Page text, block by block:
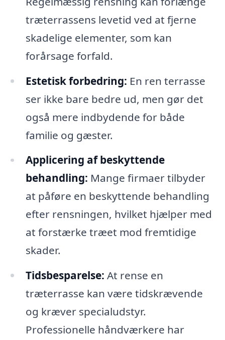
træterrassens levetid ved at fjerne
skadelige elementer, som kan
forårsage forfald.
Estetisk forbedring: En ren terrasse
ser ikke bare bedre ud, men gør det
også mere indbydende for både
familie og gæster.
Applicering af beskyttende
behandling: Mange firmaer tilbyder
at påføre en beskyttende behandling
efter rensningen, hvilket hjælper med
at forstærke træet mod fremtidige
skader.
Tidsbesparelse: At rense en
træterrasse kan være tidskrævende
og kræver specialudstyr.
Professionelle håndværkere har